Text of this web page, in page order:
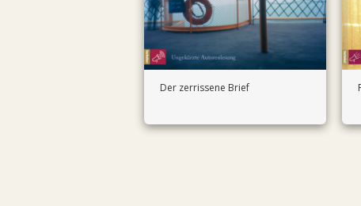
Der zerrissene Brief